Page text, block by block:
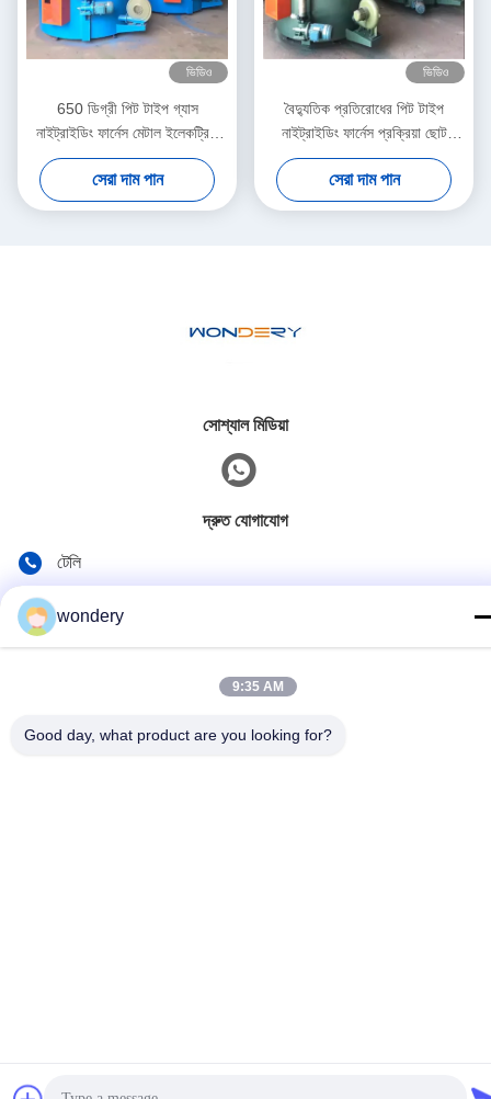
ভিডিও
650 ডিগ্রী পিট টাইপ গ্যাস
নাইট্রাইডিং ফার্নেস মেটাল ইলেকট্রিক
হিট ট্রিটমেন্ট ফার্নেস
সেরা দাম পান
ভিডিও
বৈদ্যুতিক প্রতিরোধের পিট টাইপ
নাইট্রাইডিং ফার্নেস প্রক্রিয়া ছোট
ভ্যাকুয়াম হিট ট্রিট ফার্নেস
সেরা দাম পান
সোশ্যাল মিডিয়া
দ্রুত যোগাযোগ
টেলি
শেনগাং মেট্রোপলিটন প্লাজা, সিনউউ জেলা, উক্সি, চীন
wondery
9:35 AM
Good day, what product are you looking for?